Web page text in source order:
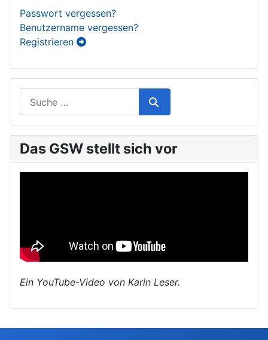
Passwort vergessen?
Benutzername vergessen?
Registrieren
Das GSW stellt sich vor
Ein YouTube-Video von Karin Leser.